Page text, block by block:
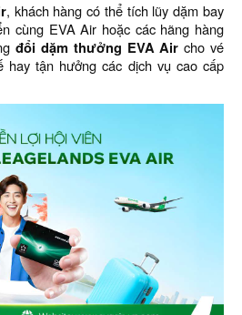
, khách hàng có thể tích lũy dặm bay
cùng EVA Air hoặc các hãng hàng
đổi dặm thưởng EVA Air cho vé
hay tận hưởng các dịch vụ cao cấp